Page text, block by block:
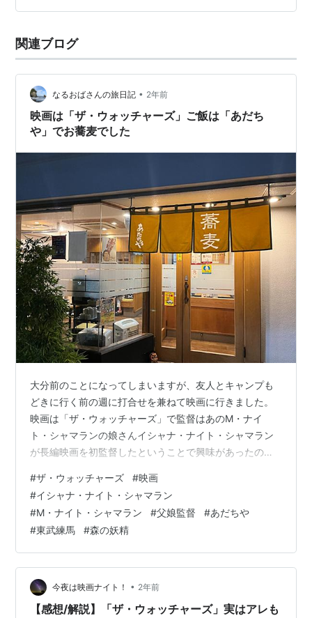
関連ブログ
なるおばさんの旅日記 • 2年前
映画は「ザ・ウォッチャーズ」ご飯は「あだち
や」でお蕎麦でした
大分前のことになってしまいますが、友人とキャンプも
どきに行く前の週に打合せを兼ねて映画に行きました。
映画は「ザ・ウォッチャーズ」で監督はあのM・ナイ
ト・シャマランの娘さんイシャナ・ナイト・シャマラン
が長編映画を初監督したということで興味があったので
から驚きです！ やっぱりお父さんの作品を身近で何度も
観て来られたのだろうな…と思いました。 主演は天才子
役として知られていた、ダコタ・ファニングです。 主人
公ミナ（ダコタ・ファニング）は仕事で依頼されたイン
コを届けに行く途中で森の中で車が故障してしまう。 ↑
https://cinema.ne.…
#ザ・ウォッチャーズ #映画
#イシャナ・ナイト・シャマラン
#M・ナイト・シャマラン #父娘監督 #あだちや
#東武練馬 #森の妖精
今夜は映画ナイト！ • 2年前
【感想/解説】「ザ・ウォッチャーズ」実はアレも